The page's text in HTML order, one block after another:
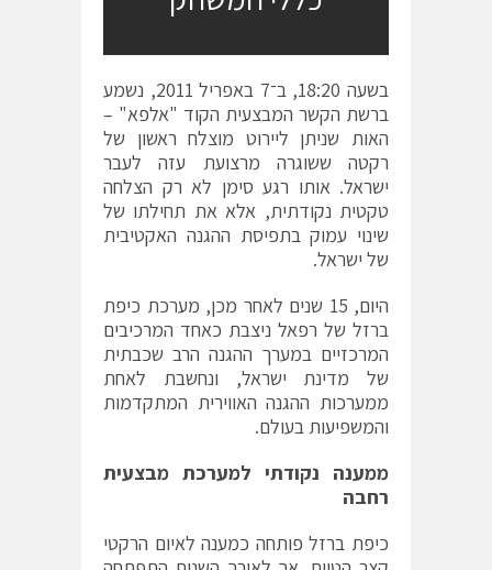
בשעה 18:20, ב־7 באפריל 2011, נשמע
ברשת הקשר המבצעית הקוד "אלפא" –
האות שניתן ליירוט מוצלח ראשון של
רקטה ששוגרה מרצועת עזה לעבר
ישראל. אותו רגע סימן לא רק הצלחה
טקטית נקודתית, אלא את תחילתו של
שינוי עמוק בתפיסת ההגנה האקטיבית
של ישראל.
היום, 15 שנים לאחר מכן, מערכת כיפת
ברזל של רפאל ניצבת כאחד המרכיבים
המרכזיים במערך ההגנה הרב שכבתית
של מדינת ישראל, ונחשבת לאחת
ממערכות ההגנה האווירית המתקדמות
והמשפיעות בעולם.
ממענה נקודתי למערכת מבצעית
רחבה
כיפת ברזל פותחה כמענה לאיום הרקטי